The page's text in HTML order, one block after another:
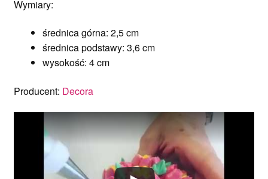
Wymiary:
średnica górna: 2,5 cm
średnica podstawy: 3,6 cm
wysokość: 4 cm
Producent: Decora